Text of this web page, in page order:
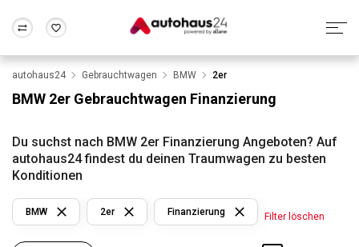
Wir bewerten dein Auto
Alle Fragen & Antworten
Rund um die Inzahlungnahme
Frankfurt Wuppertal
autohaus24 Gebrauchtwagen BMW 2er
BMW 2er Gebrauchtwagen Finanzierung
Du suchst nach BMW 2er Finanzierung Angeboten? Auf
autohaus24 findest du deinen Traumwagen zu besten
Konditionen
BMW 2er Finanzierung Filter löschen